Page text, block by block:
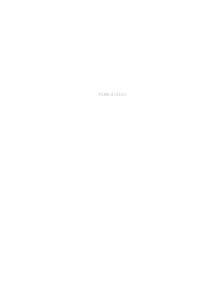
PUBLICIDAD